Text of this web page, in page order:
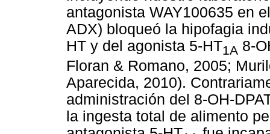
antagonista WAY100635 en
ADX) bloqueó la hipofagia
HT y del agonista 5-HT1A 8-
Floran & Romano, 2005;
Aparecida, 2010).
administración del 8-OH-
la ingesta total de alimento